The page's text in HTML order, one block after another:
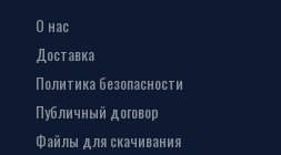
О нас
Доставка
Политика безопасности
Публичный договор
Файлы для скачивания